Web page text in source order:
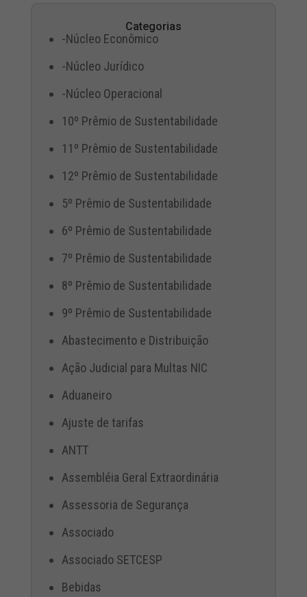
Categorias
-Núcleo Econômico
-Núcleo Jurídico
-Núcleo Operacional
10º Prêmio de Sustentabilidade
11º Prêmio de Sustentabilidade
12º Prêmio de Sustentabilidade
5º Prêmio de Sustentabilidade
6º Prêmio de Sustentabilidade
7º Prêmio de Sustentabilidade
8º Prêmio de Sustentabilidade
9º Prêmio de Sustentabilidade
Abastecimento e Distribuição
Ação Judicial para Multas NIC
Aduaneiro
Ajuste de tarifas
ANTT
Assembléia Geral Extraordinária
Assessoria de Segurança
Associado
Associado SETCESP
Bebidas